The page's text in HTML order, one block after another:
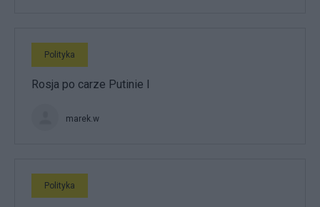
Polityka
Rosja po carze Putinie I
marek.w
Polityka